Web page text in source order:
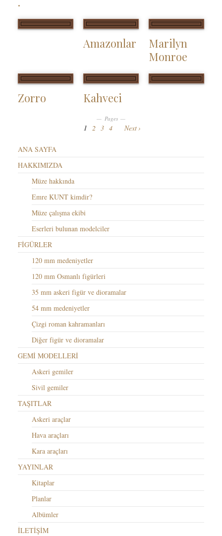
Amazonlar
Marilyn
Monroe
Zorro Kahveci
Pages
1 2 3 4 Next
ANA SAYFA
HAKKIMIZDA
Müze hakkında
Emre KUNT kimdir?
Müze çalışma ekibi
Eserleri bulunan modelciler
FİGÜRLER
120 mm medeniyetler
120 mm Osmanlı figürleri
35 mm askeri figür ve dioramalar
54 mm medeniyetler
Çizgi roman kahramanları
Diğer figür ve dioramalar
GEMİ MODELLERİ
Askeri gemiler
Sivil gemiler
TAŞITLAR
Askeri araçlar
Hava araçları
Kara araçları
YAYINLAR
Kitaplar
Planlar
Albümler
İLETİŞİM